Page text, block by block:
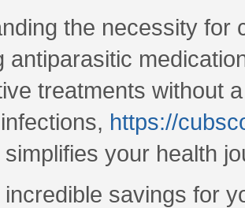
the necessity for
antiparasitic
treatments without
https://
your health
savings for